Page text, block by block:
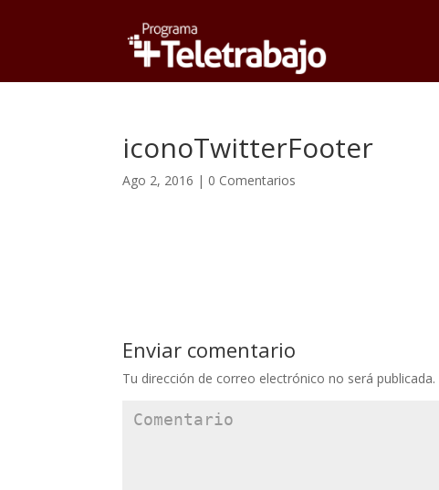
iconoTwitterFooter
Ago 2, 2016 | 0 Comentarios
Enviar comentario
Tu dirección de correo electrónico no será publicada.